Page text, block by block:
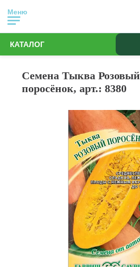
Меню
КАТАЛОГ
Семена Тыква Розовый
поросёнок, арт.: 8380